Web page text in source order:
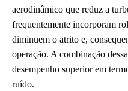
aerodinâmico que reduz a
frequentemente incorporam
diminuem o atrito e,
operação. A combinação
desempenho superior em
ruído.